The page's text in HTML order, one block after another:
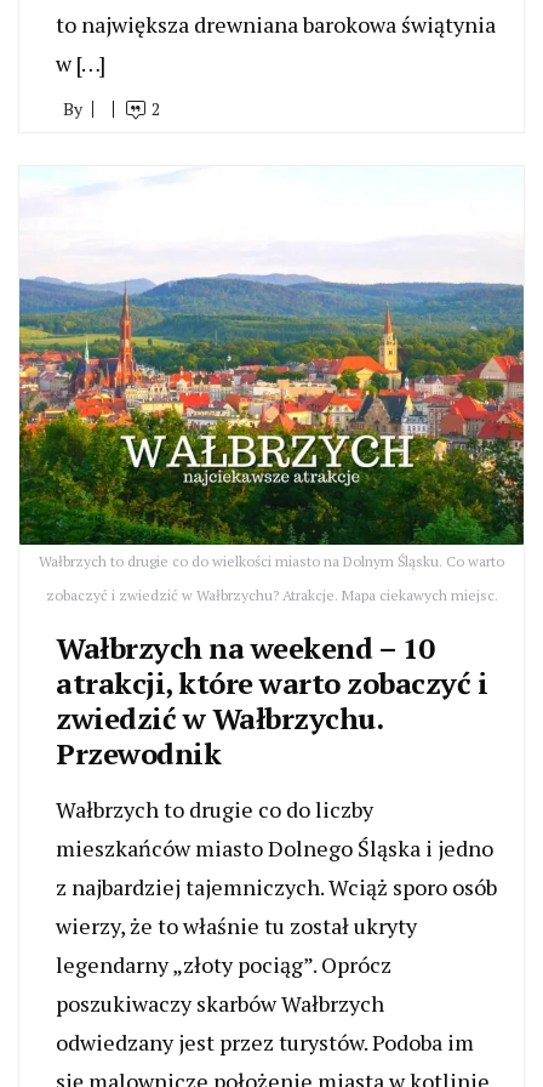
to największa drewniana barokowa świątynia
w […]
By 2
Wałbrzych to drugie co do wielkości miasto na Dolnym Śląsku. Co warto
zobaczyć i zwiedzić w Wałbrzychu? Atrakcje. Mapa ciekawych miejsc.
Wałbrzych na weekend – 10
atrakcji, które warto zobaczyć i
zwiedzić w Wałbrzychu.
Przewodnik
Wałbrzych to drugie co do liczby
mieszkańców miasto Dolnego Śląska i jedno
z najbardziej tajemniczych. Wciąż sporo osób
wierzy, że to właśnie tu został ukryty
legendarny „złoty pociąg”. Oprócz
poszukiwaczy skarbów Wałbrzych
odwiedzany jest przez turystów. Podoba im
się malownicze położenie miasta w kotlinie